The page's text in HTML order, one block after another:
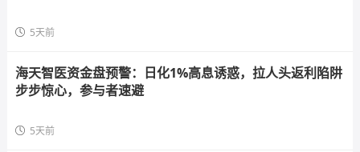
5天前
海天智医资金盘预警：日化1%高息诱惑，拉人头返利陷阱
步步惊心，参与者速避
5天前